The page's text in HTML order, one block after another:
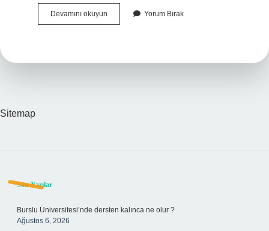
Devamını okuyun
Tansiyonu
Yorum Bırak
Sitemap
Sidebar
Son Yazılar
Burslu Üniversitesi’nde dersten kalınca ne olur ?
Ağustos 6, 2026